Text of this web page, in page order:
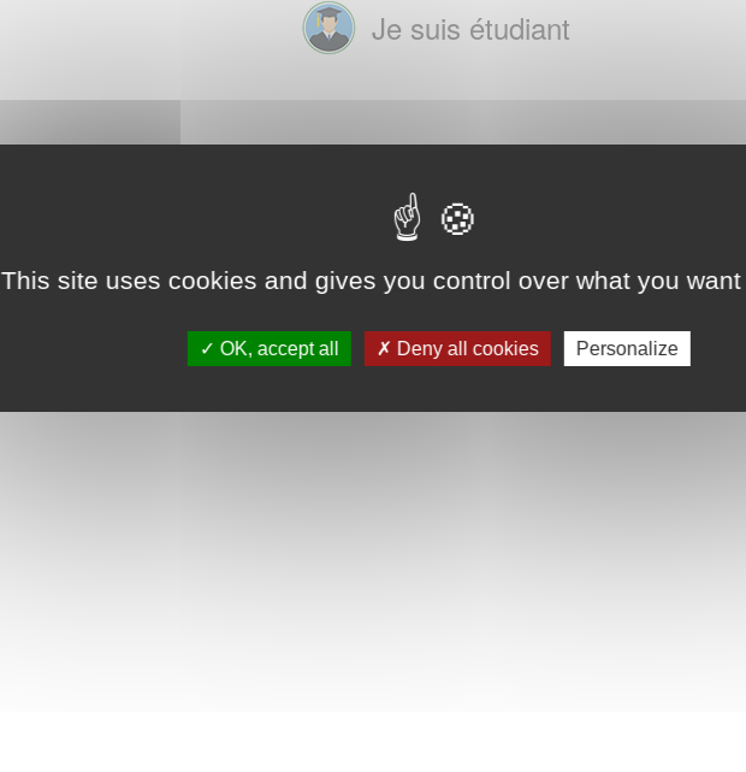
This site uses cookies and gives you control over what you
OK, accept all Deny all cookies Personalize
Je suis étudiant